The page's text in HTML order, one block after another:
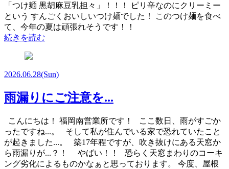
「つけ麺 黒胡麻豆乳担々」！！！ ピリ辛なのにクリーミー
という すんごくおいしいつけ麺でした！ このつけ麺を食べ
て、今年の夏は頑張れそうです！！
続きを読む
2026.06.28(Sun)
雨漏りにご注意を...
こんにちは！ 福岡南営業所です！ ここ数日、雨がすごか
ったですね...。 そして私が住んでいる家で恐れていたこと
が起きました...。 築17年程ですが、吹き抜けにある天窓か
ら雨漏りが...？！ やばい！！ 恐らく天窓まわりのコーキ
ング劣化によるものかなぁと思っております。 今度、屋根